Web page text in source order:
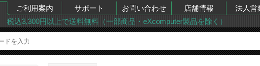
ご利用案内 サポート お問い合わせ 店舗情報 法人営
税込3,300円以上で送料無料（一部商品・eXcomputer製品を除く）